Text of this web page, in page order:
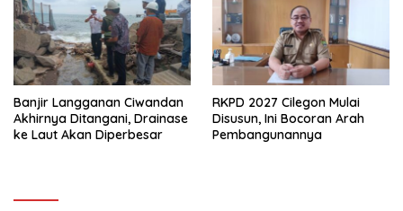
Banjir Langganan Ciwandan
Akhirnya Ditangani, Drainase
ke Laut Akan Diperbesar
RKPD 2027 Cilegon Mulai
Disusun, Ini Bocoran Arah
Pembangunannya